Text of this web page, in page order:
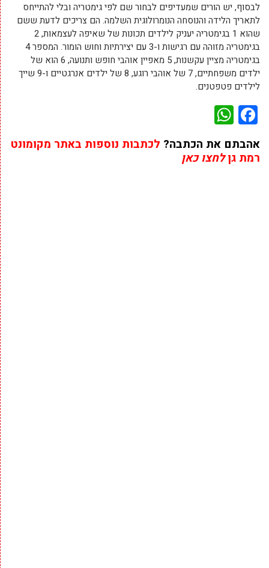
לבסוף, יש הורים שמעדיפים לבחור שם לפי גימטריה ובלי להתייחס
לתאריך הלידה והנוסחה הנומרולוגית השלמה. הם צריכים לדעת ששם
שהוא 1 בגימטריה יעניק לילדים תכונות של שאיפה לעצמאות, 2
בגימטריה מזוהה עם רגישות ו-3 עם יצירתיות וחוש הומור. המספר 4
בגימטריה מציין עקשנות, 5 מאפיין אוהבי חופש ותנועה, 6 הוא של
ילדים משפחתיים, 7 של אוהבי רוגע, 8 של ילדים אנרגטיים ו-9 שייך
לילדים פטפטנים.
Facebook
אהבתם את הכתבה? לכתבות נוספות באתר מקומונט
רמת גןלחצו כאן